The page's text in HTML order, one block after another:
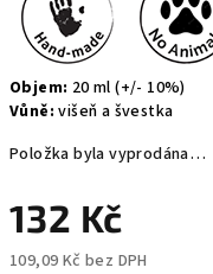
Objem: 20 ml (+/- 10%)
Vůně: višeň a švestka
Položka byla vyprodána…
132 Kč
109,09 Kč bez DPH